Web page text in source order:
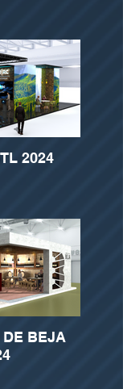
2024
DE BEJA